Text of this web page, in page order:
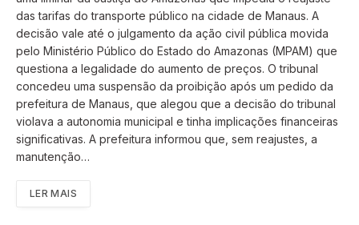
das tarifas do transporte público na cidade de Manaus. A
decisão vale até o julgamento da ação civil pública movida
pelo Ministério Público do Estado do Amazonas (MPAM) que
questiona a legalidade do aumento de preços. O tribunal
concedeu uma suspensão da proibição após um pedido da
prefeitura de Manaus, que alegou que a decisão do tribunal
violava a autonomia municipal e tinha implicações financeiras
significativas. A prefeitura informou que, sem reajustes, a
manutenção…
LER MAIS